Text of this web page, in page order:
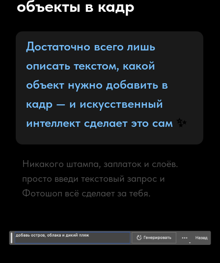
причёску, аксессуары
Сменить одежду, поправить
причёску, нанести макияж,
добавить аксессуары — всё
можно сделать так же по
Да-да: и это тоже без штампа, заплаток и
Фотошоп всё сделает за тебя.